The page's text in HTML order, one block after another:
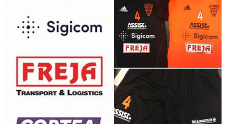
VÅRA PARTNERS
NYHETER
PROFILKLÄDER
ÖVERGÅNGSANSVARIG OCH ÖVERGÅNGSPOLICY